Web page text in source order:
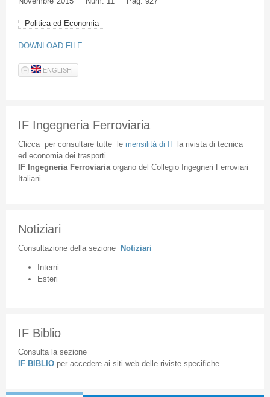
Politica ed Economia
DOWNLOAD FILE
ENGLISH
IF Ingegneria Ferroviaria
Cliccaper consultare tuttele mensilità di IFla rivista di tecnica
ed economia dei trasporti
IF Ingegneria Ferroviaria organodel Collegio Ingegneri Ferroviari
Italiani
Notiziari
Consultazione della sezione Notiziari
Interni
Esteri
IF Biblio
Consulta la sezione
IF BIBLIO per accedere ai siti web delle riviste specifiche